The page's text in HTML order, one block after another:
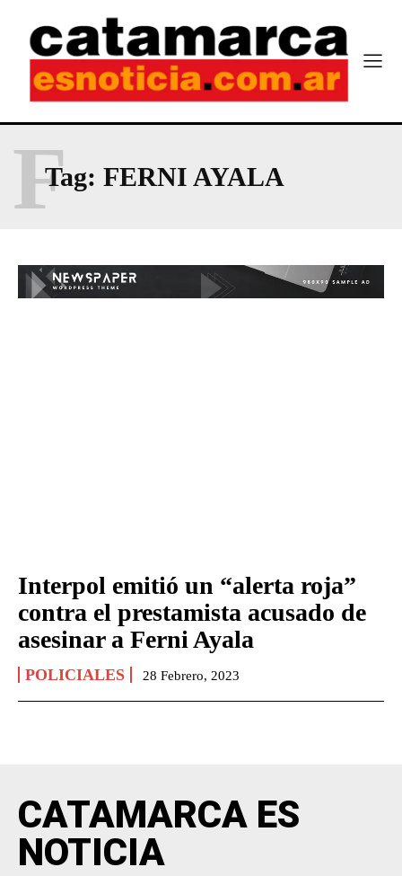
Tag: FERNI AYALA
F
Interpol emitió un “alerta roja”
contra el prestamista acusado de
asesinar a Ferni Ayala
POLICIALES 28 Febrero, 2023
CATAMARCA ES
NOTICIA